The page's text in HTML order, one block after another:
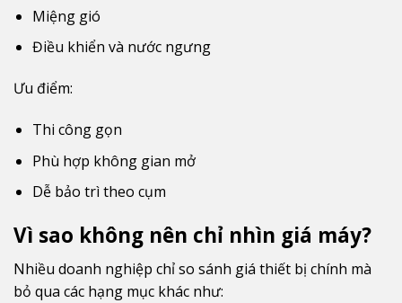
Miệng gió
Điều khiển và nước ngưng
Ưu điểm:
Thi công gọn
Phù hợp không gian mở
Dễ bảo trì theo cụm
Vì sao không nên chỉ nhìn giá máy?
Nhiều doanh nghiệp chỉ so sánh giá thiết bị chính mà
bỏ qua các hạng mục khác như: